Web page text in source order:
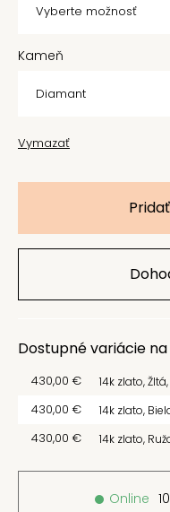
Kameň
Vymazať
Dostupné variácie
430,00 € 14k zlato,Žltá,
430,00 € 14k zlato,
430,00 € 14k zlato,
Online